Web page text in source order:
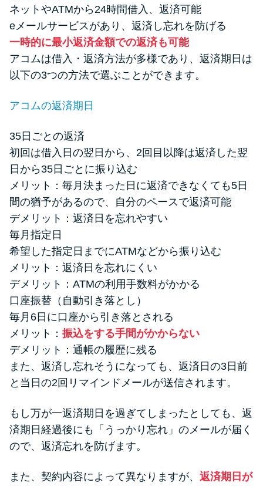
ネットやATMから24時間借入、返済可能
eメールサービスがあり、返済し忘れを防げる
一時的に最小返済金額での返済も可能
アコムは借入・返済方法が多様であり、返済期日は
以下の3つの方法で選ぶことができます。
アコムの返済期日
35日ごとの返済
初回は借入日の翌日から、2回目以降は返済した翌
日から35日ごとに振り込む
メリット：毎月決まった日に返済できなくても5日
間の猶予があるので、自分のペースで返済可能
デメリット：返済日を忘れやすい
毎月指定日
希望した指定日までにATMなどから振り込む
メリット：返済日を忘れにくい
デメリット：ATMの利用手数料がかかる
口座振替（自動引き落とし）
毎月6日に口座から引き落とされる
メリット： 振込をする手間がかからない
デメリット：通帳の履歴に残る
また、返済し忘れそうになっても、返済日の3日前
と当日の2回リマインドメールが送信されます。
もし万が一返済期日を過ぎてしまったとしても、返
済期日経過後にも「うっかり忘れ」のメールが届く
ので、返済忘れを防げます。
また、契約内容によって異なりますが、 返済期日が